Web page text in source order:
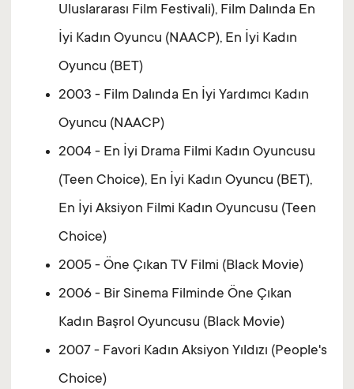
Uluslararası Film Festivali), Film Dalında En
İyi Kadın Oyuncu (NAACP), En İyi Kadın
Oyuncu (BET)
2003 - Film Dalında En İyi Yardımcı Kadın
Oyuncu (NAACP)
2004 - En İyi Drama Filmi Kadın Oyuncusu
(Teen Choice), En İyi Kadın Oyuncu (BET),
En İyi Aksiyon Filmi Kadın Oyuncusu (Teen
Choice)
2005 - Öne Çıkan TV Filmi (Black Movie)
2006 - Bir Sinema Filminde Öne Çıkan
Kadın Başrol Oyuncusu (Black Movie)
2007 - Favori Kadın Aksiyon Yıldızı (People's
Choice)